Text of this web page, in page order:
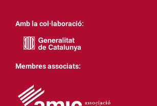
Amb la col·laboració:
Membres associats: